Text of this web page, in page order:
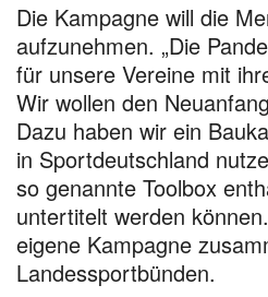
Die Kampagne will die
aufzunehmen. „Die
für unsere Vereine mit
Wir wollen den
Dazu haben wir ein
in Sportdeutschland
so genannte Toolbox
untertitelt werden
eigene Kampagne
Landessportbünden.